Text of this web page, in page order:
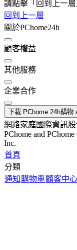
請點擊「回到上一
回到上一層
關於PChome24h
顧客權益
其他服務
企業合作
下載 PChome 24h購物
網路家庭國際資訊
PChome and
Inc.
首頁
分類
通知 購物車顧客中心